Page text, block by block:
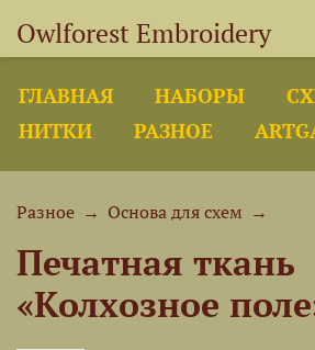
Owlforest Embroidery
ГЛАВНАЯ НАБОРЫ
НИТКИ
РАЗНОЕ
Разное → Основа для схем →
Печатная ткань
«Колхозное